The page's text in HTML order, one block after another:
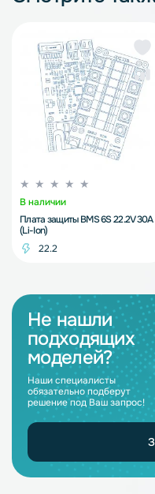
В наличии
Плата защиты BMS 6S 22.2V 30A
(Li-Ion)
22.2
Не нашли
подходящих
моделей?
Наши специалисты
обязательно подберут
решение под Ваш запрос!